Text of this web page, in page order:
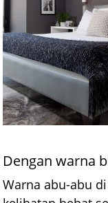
Dengan warna
Warna abu-abu